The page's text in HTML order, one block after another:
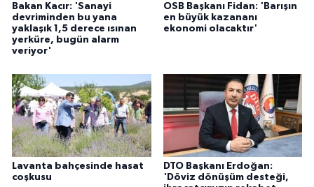
Bakan Kacır: 'Sanayi
devriminden bu yana
yaklaşık 1,5 derece ısınan
yerküre, bugün alarm
veriyor'
OSB Başkanı Fidan: 'Barışın
en büyük kazananı
ekonomi olacaktır'
Lavanta bahçesinde hasat
coşkusu
DTO Başkanı Erdoğan:
'Döviz dönüşüm desteği,